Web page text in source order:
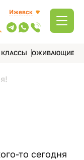
Ижевск
КЛАССЫ ОЖИВАЮЩИЕ
то сегодня